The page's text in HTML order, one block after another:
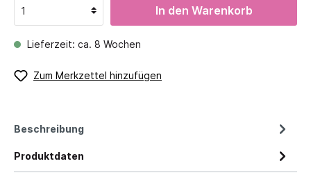
In den Warenkorb
Lieferzeit: ca. 8 Wochen
Zum Merkzettel hinzufügen
Beschreibung
Produktdaten